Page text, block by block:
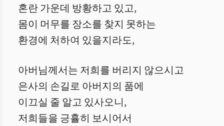
혼란 가운데 방황하고 있고,
몸이 머무를 장소를 찾지 못하는
환경에 처하여 있을지라도,
아버님께서는 저희를 버리지 않으시고
은사의 손길로 아버지의 품에
이끄실 줄 알고 있사오니,
저희들을 긍휼히 보시어서